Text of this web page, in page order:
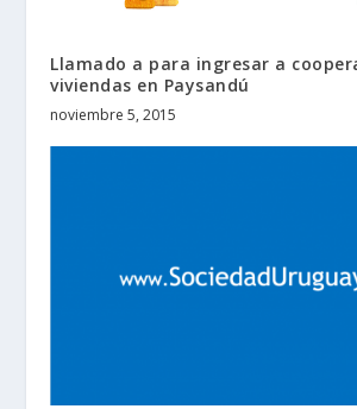
Llamado a para ingresar a
viviendas en Paysandú
noviembre 5, 2015